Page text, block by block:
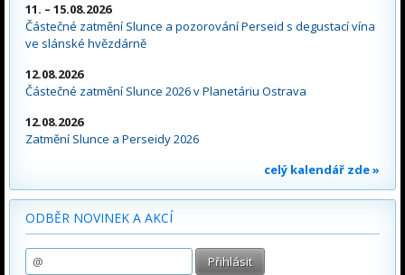
11. – 15.08.2026
Částečné zatmění Slunce a pozorování Perseid s degustací vína
ve slánské hvězdárně
12.08.2026
Částečné zatmění Slunce 2026 v Planetáriu Ostrava
12.08.2026
Zatmění Slunce a Perseidy 2026
celý kalendář zde »
ODBĚR NOVINEK A AKCÍ